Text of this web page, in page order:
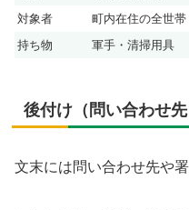
対象者
町内在住の全世帯
持ち物
軍手・清掃用具
後付け（問い合わせ
文末には問い合わせ先や